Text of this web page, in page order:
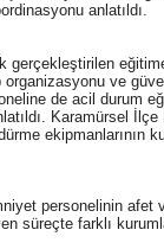
anlatıldı.
ve
de acil durum
Karamürsel
ekipmanlarının
personelinin afet
süreçte farklı